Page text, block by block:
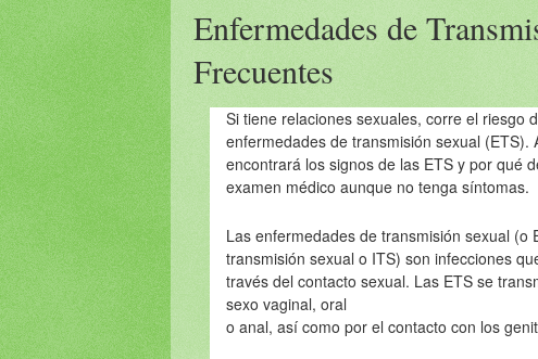
Enfermedades de
Frecuentes
Si tiene relaciones sexuales, corre el riesgo
enfermedades de transmisión sexual (ETS).
encontrará los signos de las ETS y por qué
examen médico aunque no tenga síntomas.
Las enfermedades de transmisión sexual (o
transmisión sexual o ITS) son infecciones
través del contacto sexual. Las ETS se
sexo vaginal, oral
o anal, así como por el contacto con los